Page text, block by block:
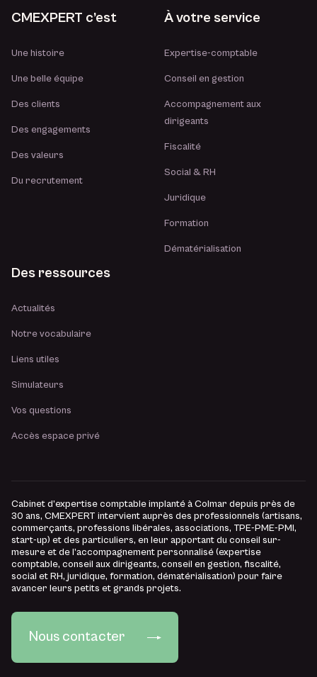
CMEXPERT c’est
Une histoire
Une belle équipe
Des clients
Des engagements
Des valeurs
Du recrutement
À votre service
Expertise-comptable
Conseil en gestion
Accompagnement aux
dirigeants
Fiscalité
Social & RH
Juridique
Formation
Dématérialisation
Des ressources
Actualités
Notre vocabulaire
Liens utiles
Simulateurs
Vos questions
Accès espace privé
Cabinet d’expertise comptable implanté à Colmar depuis près de
30 ans, CMEXPERT intervient auprès des professionnels (artisans,
commerçants, professions libérales, associations, TPE-PME-PMI,
start-up) et des particuliers, en leur apportant du conseil sur-
mesure et de l’accompagnement personnalisé (expertise
comptable, conseil aux dirigeants, conseil en gestion, fiscalité,
social et RH, juridique, formation, dématérialisation) pour faire
avancer leurs petits et grands projets.
Nous contacter